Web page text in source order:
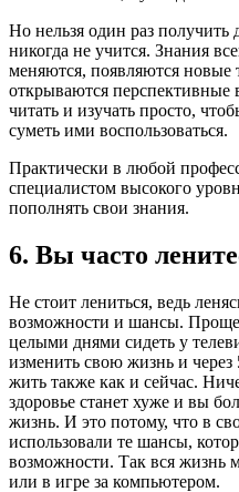
Но нельзя один раз
никогда не учится. Знания
меняются, появляются новые
открываются
читать и изучать просто,
суметь ими воспользоваться.
Практически в любой
специалистом высокого
пополнять свои знания.
6. Вы часто
Не стоит лениться, ведь
возможности и шансы. Проще
целыми днями сидеть у
изменить свою жизнь и через
жить также как и сейчас.
здоровье станет хуже и вы
жизнь. И это потому, что в
использовали те шансы,
возможности. Так вся жизнь
или в игре за компьютером.